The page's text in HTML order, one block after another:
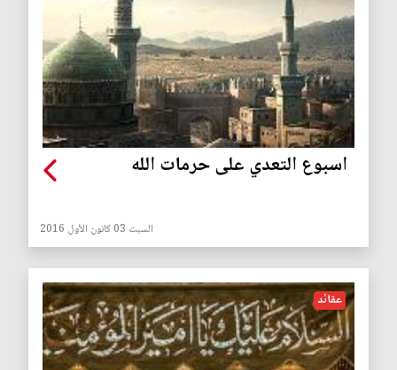
اسبوع التعدي على حرمات الله
السبت 03 كانون الأول 2016
عقائد